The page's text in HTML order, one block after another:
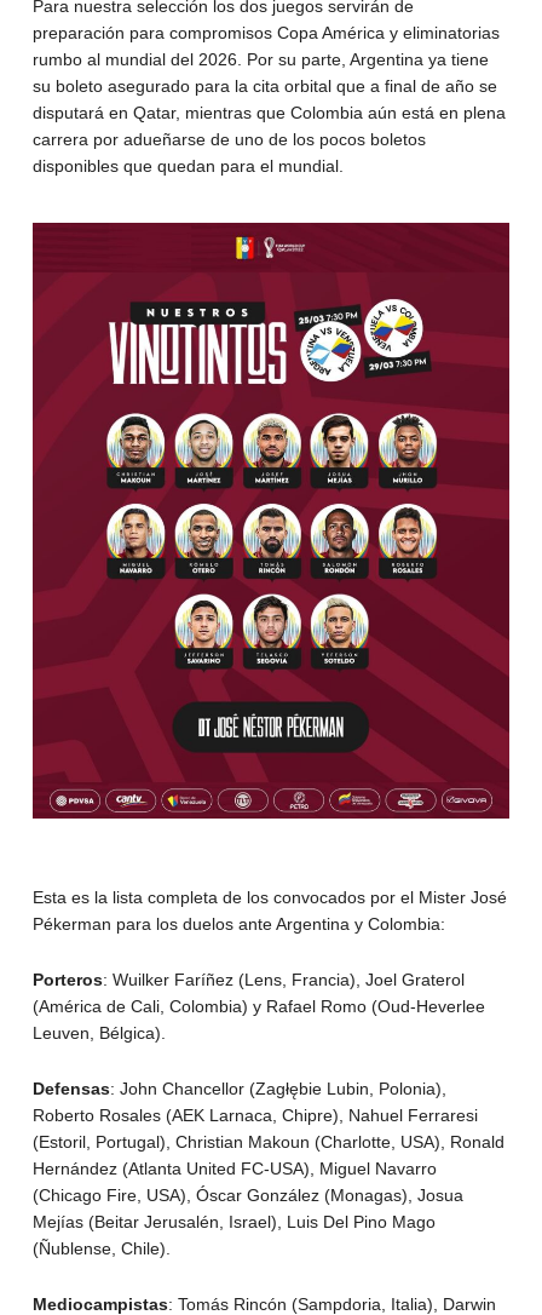
Para nuestra selección los dos juegos servirán de
preparación para compromisos Copa América y eliminatorias
rumbo al mundial del 2026. Por su parte, Argentina ya tiene
su boleto asegurado para la cita orbital que a final de año se
disputará en Qatar, mientras que Colombia aún está en plena
carrera por adueñarse de uno de los pocos boletos
disponibles que quedan para el mundial.
Esta es la lista completa de los convocados por el Mister José
Pékerman para los duelos ante Argentina y Colombia:
Porteros: Wuilker Faríñez (Lens, Francia), Joel Graterol
(América de Cali, Colombia) y Rafael Romo (Oud-Heverlee
Leuven, Bélgica).
Defensas: John Chancellor (Zagłębie Lubin, Polonia),
Roberto Rosales (AEK Larnaca, Chipre), Nahuel Ferraresi
(Estoril, Portugal), Christian Makoun (Charlotte, USA), Ronald
Hernández (Atlanta United FC-USA), Miguel Navarro
(Chicago Fire, USA), Óscar González (Monagas), Josua
Mejías (Beitar Jerusalén, Israel), Luis Del Pino Mago
(Ñublense, Chile).
Mediocampistas: Tomás Rincón (Sampdoria, Italia), Darwin